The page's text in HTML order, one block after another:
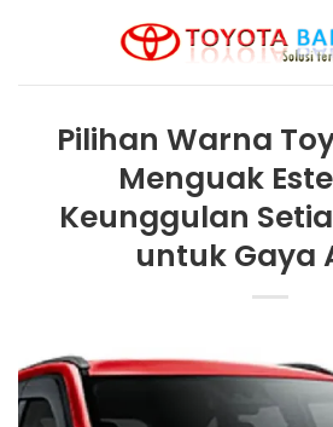
Pilihan Warna
Menguak
Keunggulan
untuk Gaya